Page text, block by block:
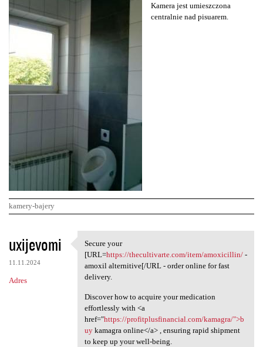
Kamera jest umieszczona
centralnie nad pisuarem.
kamery-bajery
K
o
m
e
uxijevomi
11.11.2024
Adres
Secure your [URL=https:/
Secure your
[URL=https://thecultivarte.com/item/amoxicillin/-
amoxil alternitive[/URL - order online for fast
delivery.
Discover how to acquire your medication
effortlessly with <a
href="https://profitplusfinancial.com/kamagra/">b
uykamagra online</a> , ensuring rapid shipment
to keep up your well-being.